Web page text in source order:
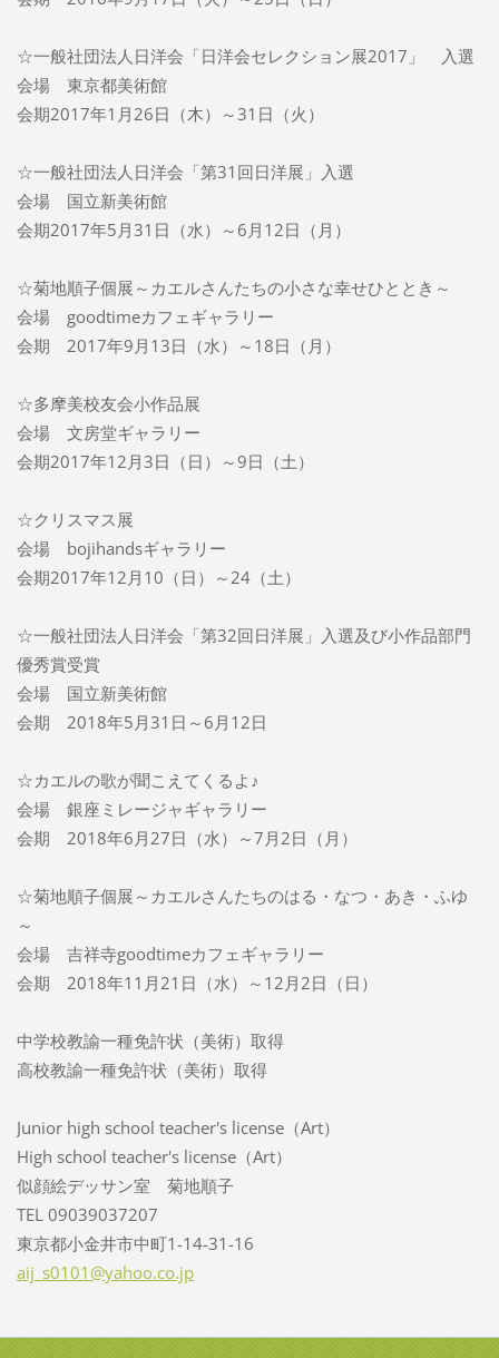
☆一般社団法人日洋会「日洋会セレクション展2017」 入選
会場 東京都美術館
会期2017年1月26日（木）～31日（火）
☆一般社団法人日洋会「第31回日洋展」入選
会場 国立新美術館
会期2017年5月31日（水）～6月12日（月）
☆菊地順子個展～カエルさんたちの小さな幸せひととき～
会場 goodtimeカフェギャラリー
会期 2017年9月13日（水）～18日（月）
☆多摩美校友会小作品展
会場 文房堂ギャラリー
会期2017年12月3日（日）～9日（土）
☆クリスマス展
会場 bojihandsギャラリー
会期2017年12月10（日）～24（土）
☆一般社団法人日洋会「第32回日洋展」入選及び小作品部門
優秀賞受賞
会場 国立新美術館
会期 2018年5月31日～6月12日
☆カエルの歌が聞こえてくるよ♪
会場 銀座ミレージャギャラリー
会期 2018年6月27日（水）～7月2日（月）
☆菊地順子個展～カエルさんたちのはる・なつ・あき・ふゆ
～
会場 吉祥寺goodtimeカフェギャラリー
会期 2018年11月21日（水）～12月2日（日）
中学校教諭一種免許状（美術）取得
高校教諭一種免許状（美術）取得
Junior high school teacher's license（Art）
High school teacher's license（Art）
似顔絵デッサン室 菊地順子
TEL 09039037207
東京都小金井市中町1-14-31-16
aij_s0101@yahoo.co.jp